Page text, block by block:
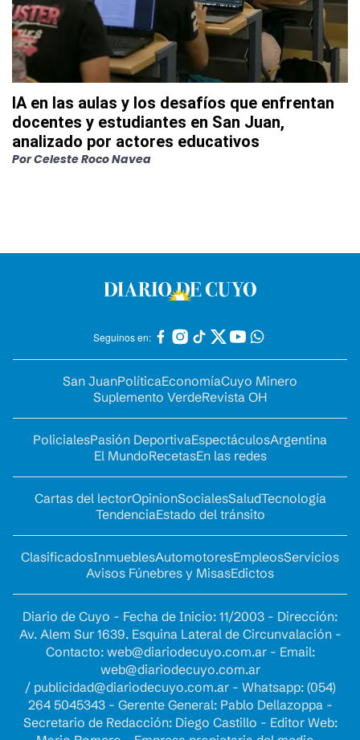
IA en las aulas y los desafíos que enfrentan
docentes y estudiantes en San Juan,
analizado por actores educativos
PorCeleste Roco Navea
Seguinos en:
San JuanPolíticaEconomíaCuyo Minero
Suplemento VerdeRevista OH
PolicialesPasión DeportivaEspectáculosArgentina
El MundoRecetasEn las redes
Cartas del lectorOpinionSocialesSaludTecnología
TendenciaEstado del tránsito
ClasificadosInmueblesAutomotoresEmpleosServicios
Avisos Fúnebres y MisasEdictos
Diario de Cuyo - Fecha de Inicio: 11/2003 - Dirección:
Av. Alem Sur 1639. Esquina Lateral de Circunvalación -
Contacto: web@diariodecuyo.com.ar- Email:
web@diariodecuyo.com.ar
/ publicidad@diariodecuyo.com.ar- Whatsapp: (054)
264 5045343 - Gerente General: Pablo Dellazoppa -
Secretario de Redacción: Diego Castillo - Editor Web: